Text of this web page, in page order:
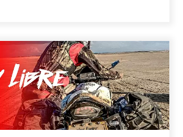
3 años atrás
VEGANA
3 años atrás